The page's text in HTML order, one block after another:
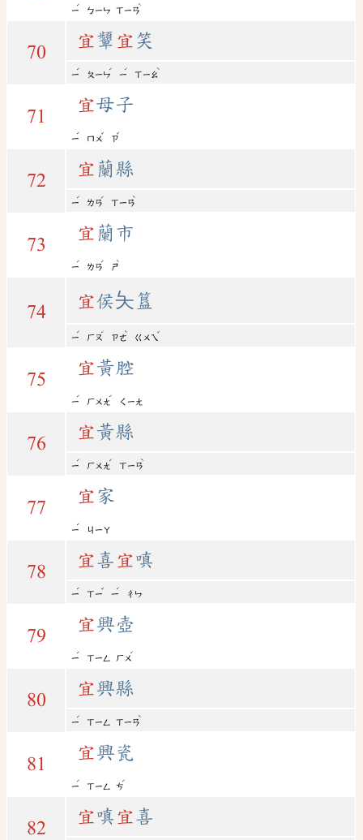
ㄧ
ˊ
ㄅㄧㄣ ㄒㄧㄢ
ˋ
70
宜顰 宜 笑
ㄧ
ˊ
ㄆㄧㄣ
ˊ
ㄧ
ˊ
ㄒㄧㄠ
ˋ
71
宜母子
ㄧ
ˊ
ㄇㄨ
ˇ
ㄗ
ˇ
72
宜 蘭縣
ㄧ
ˊ
ㄌㄢ
ˊ
ㄒㄧㄢ
ˋ
73
宜 蘭市
ㄧ
ˊ
ㄌㄢ
ˊ
ㄕ
ˋ
74
宜侯夨簋
ㄧ
ˊ
ㄏㄡ
ˊ
ㄗㄜ
ˋ
ㄍㄨㄟ
ˇ
75
宜黃腔
ㄧ
ˊ
ㄏㄨㄤ
ˊ
ㄑㄧㄤ
76
宜黃縣
ㄧ
ˊ
ㄏㄨㄤ
ˊ
ㄒㄧㄢ
ˋ
77
宜 家
ㄧ
ˊ
ㄐㄧㄚ
78
宜喜 宜嗔
ㄧ
ˊ
ㄒㄧ
ˇ
ㄧ
ˊ
ㄔㄣ
79
宜興壺
ㄧ
ˊ
ㄒㄧㄥ ㄏㄨ
ˊ
80
宜興縣
ㄧ
ˊ
ㄒㄧㄥ ㄒㄧㄢ
ˋ
81
宜興瓷
ㄧ
ˊ
ㄒㄧㄥ ㄘ
ˊ
82
宜嗔 宜喜